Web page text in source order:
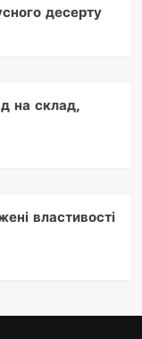
десерту
на склад,
властивості